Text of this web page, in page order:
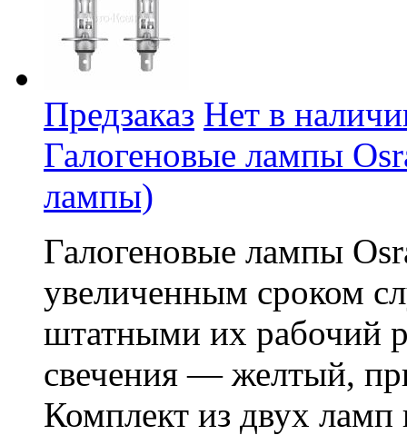
Предзаказ Нет в
Галогеновые лампы
лампы)
Галогеновые лампы
увеличенным сроком
штатными их рабочий
свечения — желтый,
Комплект из двух ламп